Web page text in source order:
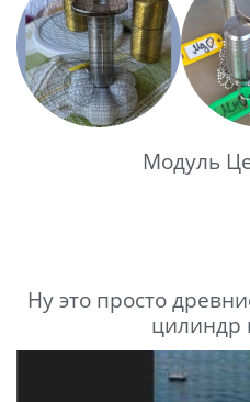
Модуль
Ну это просто
цилиндр